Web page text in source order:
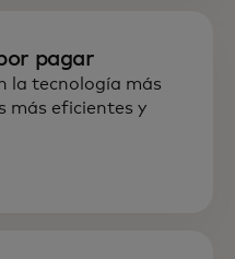
pagar
la tecnología más
más eficientes y